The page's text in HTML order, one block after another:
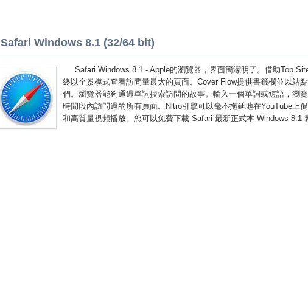
Safari Windows 8.1 (32/64 bit)
Safari Windows 8.1 - Apple的瀏覽器，界面簡潔明了。借助Top
終以全景模式查看訪問量最大的頁面。Cover Flow提供書籤欄並以站
們。瀏覽器能夠通過單詞搜索訪問的故事。輸入一個單詞或短語，瀏
時間段內訪問過的所有頁面。Nitro引擎可以毫不拖延地在YouTube上
和高質量視頻播放。您可以免費下載 Safari 最新正式本 Windows 8.1